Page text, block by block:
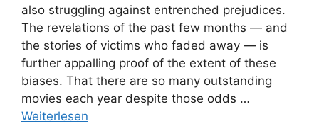
also struggling against entrenched prejudices.
The revelations of the past few months — and
the stories of victims who faded away — is
further appalling proof of the extent of these
biases. That there are so many outstanding
movies each year despite those odds …
Weiterlesen